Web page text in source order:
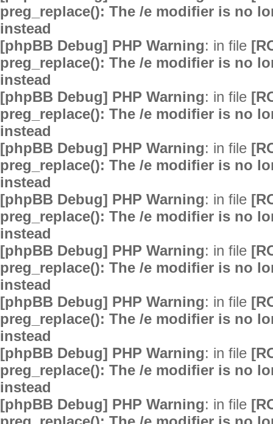
preg_replace(): The /e modifier is no
instead
[phpBB Debug] PHP Warning: in file
preg_replace(): The /e modifier is no
instead
[phpBB Debug] PHP Warning: in file
preg_replace(): The /e modifier is no
instead
[phpBB Debug] PHP Warning: in file
preg_replace(): The /e modifier is no
instead
[phpBB Debug] PHP Warning: in file
preg_replace(): The /e modifier is no
instead
[phpBB Debug] PHP Warning: in file
preg_replace(): The /e modifier is no
instead
[phpBB Debug] PHP Warning: in file
preg_replace(): The /e modifier is no
instead
[phpBB Debug] PHP Warning: in file
preg_replace(): The /e modifier is no
instead
[phpBB Debug] PHP Warning: in file